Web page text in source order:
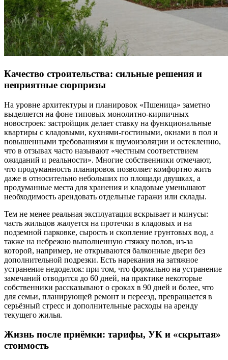
Качество строительства: сильные решения и
неприятные сюрпризы
На уровне архитектуры и планировок «Пшеница» заметно
выделяется на фоне типовых монолитно-кирпичных
новостроек: застройщик делает ставку на функциональные
квартиры с кладовыми, кухнями-гостиными, окнами в пол и
повышенными требованиями к шумоизоляции и остеклению,
что в отзывах часто называют «честным соответствием
ожиданий и реальности». Многие собственники отмечают,
что продуманность планировок позволяет комфортно жить
даже в относительно небольших по площади двушках, а
продуманные места для хранения и кладовые уменьшают
необходимость арендовать отдельные гаражи или склады.
Тем не менее реальная эксплуатация вскрывает и минусы:
часть жильцов жалуется на протечки в кладовых и на
подземной парковке, сырость и скопление грунтовых вод, а
также на небрежно выполненную стяжку полов, из-за
которой, например, не открываются балконные двери без
дополнительной подрезки. Есть нарекания на затяжное
устранение недоделок: при том, что формально на устранение
замечаний отводится до 60 дней, на практике некоторые
собственники рассказывают о сроках в 90 дней и более, что
для семьи, планирующей ремонт и переезд, превращается в
серьёзный стресс и дополнительные расходы на аренду
текущего жилья.
Жизнь после приёмки: тарифы, УК и «скрытая»
стоимость